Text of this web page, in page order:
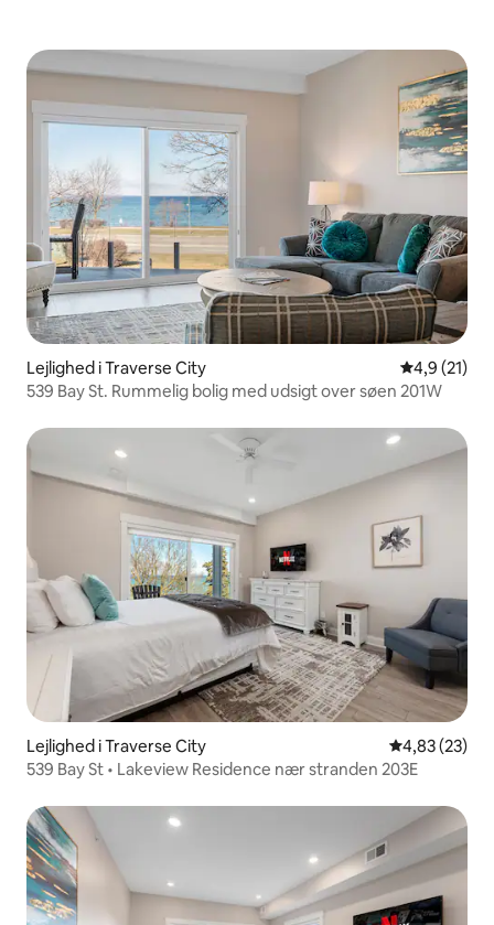
Lejlighed i Traverse City 4,9 ud af 5
4,9 (21)
539 Bay St. Rummelig bolig med udsigt over søen 201W
Lejlighed i Traverse City 4,83 ud af 5 i
4,83 (23)
539 Bay St • Lakeview Residence nær stranden 203E